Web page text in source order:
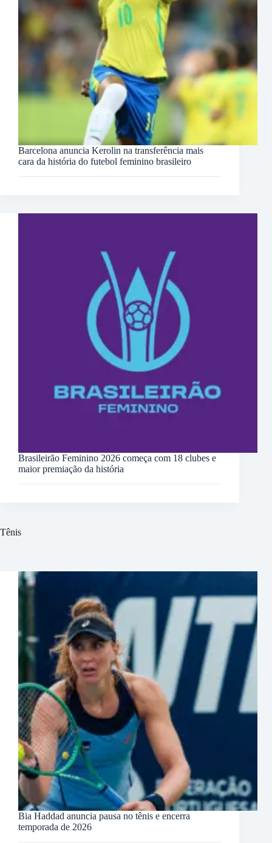
Barcelona anuncia Kerolin na transferência mais
cara da história do futebol feminino brasileiro
Brasileirão Feminino 2026 começa com 18 clubes e
maior premiação da história
Tênis
Bia Haddad anuncia pausa no tênis e encerra
temporada de 2026